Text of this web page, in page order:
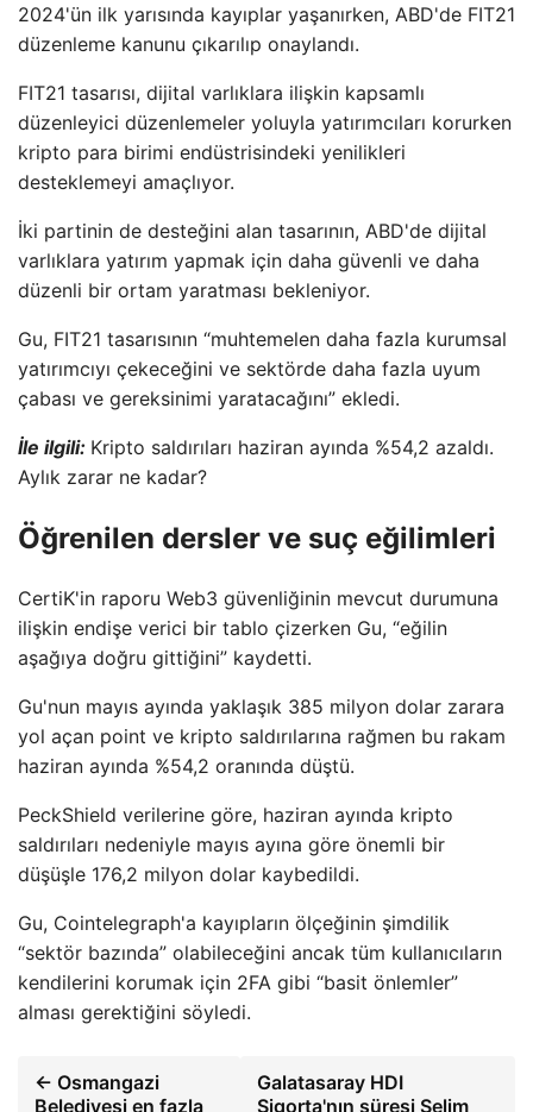
2024'ün ilk yarısında kayıplar yaşanırken, ABD'de FIT21
düzenleme kanunu çıkarılıp onaylandı.
FIT21 tasarısı, dijital varlıklara ilişkin kapsamlı
düzenleyici düzenlemeler yoluyla yatırımcıları korurken
kripto para birimi endüstrisindeki yenilikleri
desteklemeyi amaçlıyor.
İki partinin de desteğini alan tasarının, ABD'de dijital
varlıklara yatırım yapmak için daha güvenli ve daha
düzenli bir ortam yaratması bekleniyor.
Gu, FIT21 tasarısının “muhtemelen daha fazla kurumsal
yatırımcıyı çekeceğini ve sektörde daha fazla uyum
çabası ve gereksinimi yaratacağını” ekledi.
İle ilgili: Kripto saldırıları haziran ayında %54,2 azaldı.
Aylık zarar ne kadar?
Öğrenilen dersler ve suç eğilimleri
CertiK'in raporu Web3 güvenliğinin mevcut durumuna
ilişkin endişe verici bir tablo çizerken Gu, “eğilin
aşağıya doğru gittiğini” kaydetti.
Gu'nun mayıs ayında yaklaşık 385 milyon dolar zarara
yol açan point ve kripto saldırılarına rağmen bu rakam
haziran ayında %54,2 oranında düştü.
PeckShield verilerine göre, haziran ayında kripto
saldırıları nedeniyle mayıs ayına göre önemli bir
düşüşle 176,2 milyon dolar kaybedildi.
Gu, Cointelegraph'a kayıpların ölçeğinin şimdilik
“sektör bazında” olabileceğini ancak tüm kullanıcıların
kendilerini korumak için 2FA gibi “basit önlemler”
alması gerektiğini söyledi.
← Osmangazi
Belediyesi en fazla
Galatasaray HDI
Sigorta'nın süresi Selim